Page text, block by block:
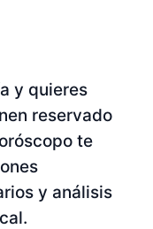
y quieres
reservado
te
y análisis